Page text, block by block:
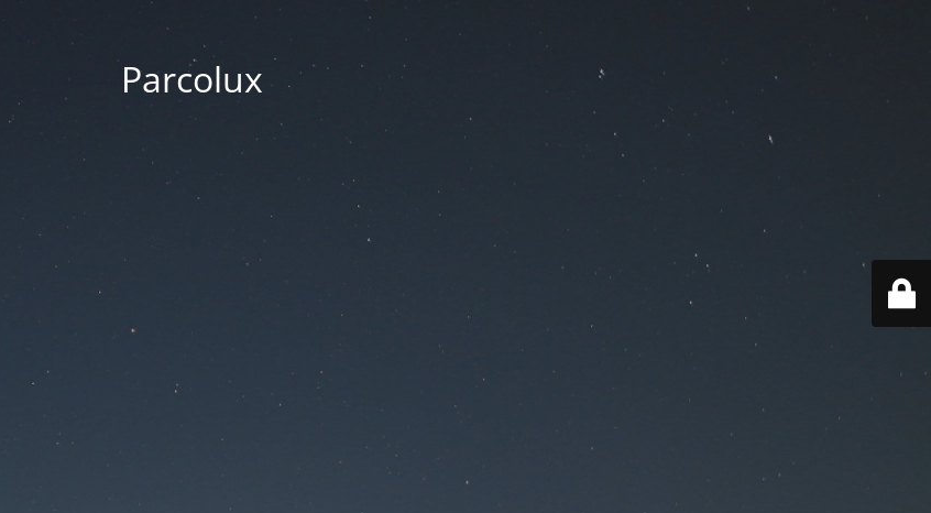
Parcolux